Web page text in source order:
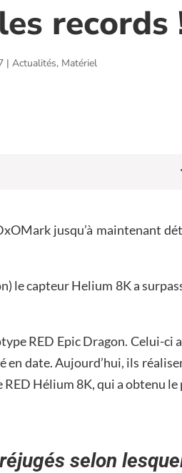
records
| Actualités, Matériel
jusqu’à maintenant
le capteur Helium 8K a
RED Epic Dragon. Celui-ci
en date.Aujourd’hui, ils
Hélium 8K, qui a obtenu le
selon